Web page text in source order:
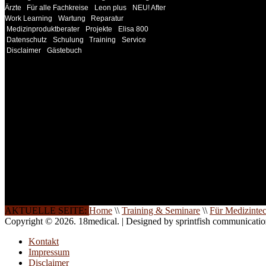
Ärzte
Für alle Fachkreise Leon plus
NEU! After
Work Learning
Wartung
Reparatur
Medizinproduktberater
Projekte
Elisa 800
Datenschutz
Schulung Training
Service
Disclaimer
Gästebuch
AKTUELLE SEITE: Home \\ Training & Seminare \\ Für
Copyright © 2026. 18medical. | Designed by sprintfish
Kontakt
Impressum
Disclaimer